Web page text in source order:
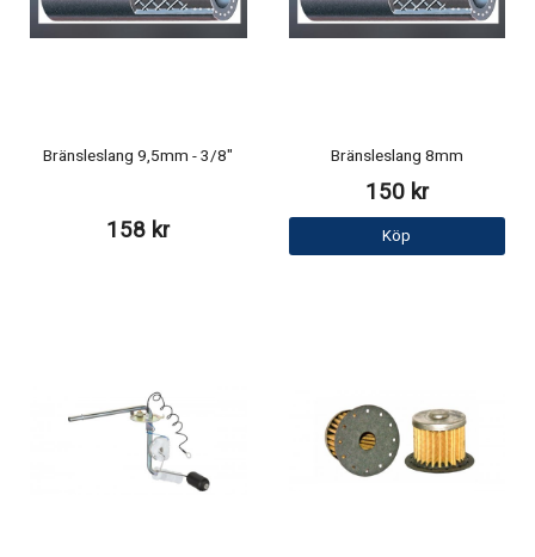
Bränsleslang 9,5mm - 3/8"
158 kr
Bränsleslang 8mm
150 kr
Köp